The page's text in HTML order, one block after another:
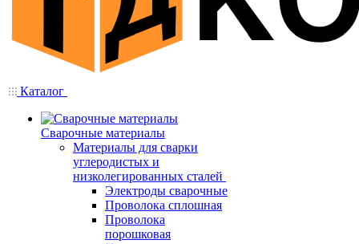
Каталог
Сварочные материалы
Материалы для сварки
углеродистых и
низколегированных сталей
Электроды сварочные
Проволока сплошная
Проволока
порошковая